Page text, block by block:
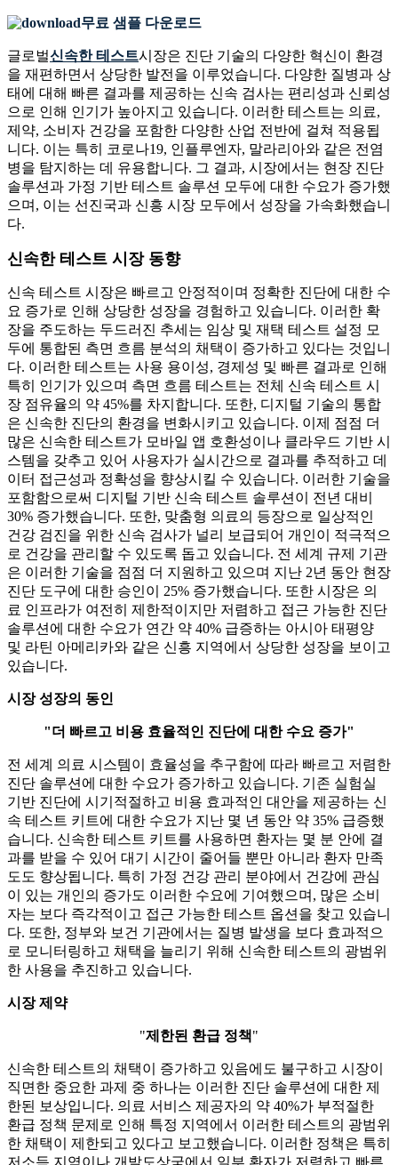
무료 샘플 다운로드
글로벌신속한 테스트시장은 진단 기술의 다양한 혁신이 환경
을 재편하면서 상당한 발전을 이루었습니다. 다양한 질병과 상
태에 대해 빠른 결과를 제공하는 신속 검사는 편리성과 신뢰성
으로 인해 인기가 높아지고 있습니다. 이러한 테스트는 의료,
제약, 소비자 건강을 포함한 다양한 산업 전반에 걸쳐 적용됩
니다. 이는 특히 코로나19, 인플루엔자, 말라리아와 같은 전염
병을 탐지하는 데 유용합니다. 그 결과, 시장에서는 현장 진단
솔루션과 가정 기반 테스트 솔루션 모두에 대한 수요가 증가했
으며, 이는 선진국과 신흥 시장 모두에서 성장을 가속화했습니
다.
신속한 테스트 시장 동향
신속 테스트 시장은 빠르고 안정적이며 정확한 진단에 대한 수
요 증가로 인해 상당한 성장을 경험하고 있습니다. 이러한 확
장을 주도하는 두드러진 추세는 임상 및 재택 테스트 설정 모
두에 통합된 측면 흐름 분석의 채택이 증가하고 있다는 것입니
다. 이러한 테스트는 사용 용이성, 경제성 및 빠른 결과로 인해
특히 인기가 있으며 측면 흐름 테스트는 전체 신속 테스트 시
장 점유율의 약 45%를 차지합니다. 또한, 디지털 기술의 통합
은 신속한 진단의 환경을 변화시키고 있습니다. 이제 점점 더
많은 신속한 테스트가 모바일 앱 호환성이나 클라우드 기반 시
스템을 갖추고 있어 사용자가 실시간으로 결과를 추적하고 데
이터 접근성과 정확성을 향상시킬 수 있습니다. 이러한 기술을
포함함으로써 디지털 기반 신속 테스트 솔루션이 전년 대비
30% 증가했습니다. 또한, 맞춤형 의료의 등장으로 일상적인
건강 검진을 위한 신속 검사가 널리 보급되어 개인이 적극적으
로 건강을 관리할 수 있도록 돕고 있습니다. 전 세계 규제 기관
은 이러한 기술을 점점 더 지원하고 있으며 지난 2년 동안 현장
진단 도구에 대한 승인이 25% 증가했습니다. 또한 시장은 의
료 인프라가 여전히 제한적이지만 저렴하고 접근 가능한 진단
솔루션에 대한 수요가 연간 약 40% 급증하는 아시아 태평양
및 라틴 아메리카와 같은 신흥 지역에서 상당한 성장을 보이고
있습니다.
시장 성장의 동인
"더 빠르고 비용 효율적인 진단에 대한 수요 증가"
전 세계 의료 시스템이 효율성을 추구함에 따라 빠르고 저렴한
진단 솔루션에 대한 수요가 증가하고 있습니다. 기존 실험실
기반 진단에 시기적절하고 비용 효과적인 대안을 제공하는 신
속 테스트 키트에 대한 수요가 지난 몇 년 동안 약 35% 급증했
습니다. 신속한 테스트 키트를 사용하면 환자는 몇 분 안에 결
과를 받을 수 있어 대기 시간이 줄어들 뿐만 아니라 환자 만족
도도 향상됩니다. 특히 가정 건강 관리 분야에서 건강에 관심
이 있는 개인의 증가도 이러한 수요에 기여했으며, 많은 소비
자는 보다 즉각적이고 접근 가능한 테스트 옵션을 찾고 있습니
다. 또한, 정부와 보건 기관에서는 질병 발생을 보다 효과적으
로 모니터링하고 채택을 늘리기 위해 신속한 테스트의 광범위
한 사용을 추진하고 있습니다.
시장 제약
"제한된 환급 정책"
신속한 테스트의 채택이 증가하고 있음에도 불구하고 시장이
직면한 중요한 과제 중 하나는 이러한 진단 솔루션에 대한 제
한된 보상입니다. 의료 서비스 제공자의 약 40%가 부적절한
환급 정책 문제로 인해 특정 지역에서 이러한 테스트의 광범위
한 채택이 제한되고 있다고 보고했습니다. 이러한 정책은 특히